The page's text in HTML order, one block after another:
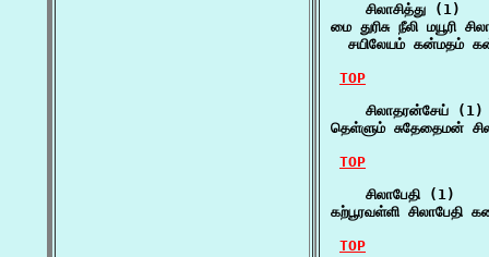
    சிலாசித்து (1)
மை துரிசு நீலி மயூரி
சயிலேயம் கன்மதம்
TOP
    சிலாதரன்சேய் (1)
தெள்ளும் சுதேதைமன்
TOP
    சிலாபேதி (1)
கற்பூரவள்ளி சிலாபேதி
TOP